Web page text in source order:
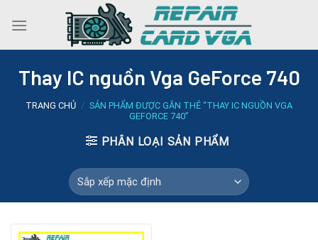
Thay IC nguồn Vga GeForce 740
TRANG CHỦ / SẢN PHẨM ĐƯỢC GẮN THẺ “THAY IC NGUỒN VGA
GEFORCE 740”
PHÂN LOẠI SẢN PHẨM